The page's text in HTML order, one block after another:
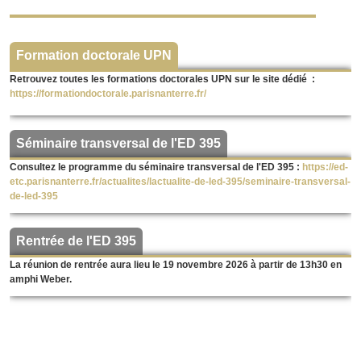
Formation doctorale UPN
Retrouvez toutes les formations doctorales UPN sur le site dédié :
https://formationdoctorale.parisnanterre.fr/
Séminaire transversal de l'ED 395
Consultez le programme du séminaire transversal de l'ED 395 : https://ed-
etc.parisnanterre.fr/actualites/lactualite-de-led-395/seminaire-transversal-
de-led-395
Rentrée de l'ED 395
La réunion de rentrée aura lieu le 19 novembre 2026 à partir de 13h30 en
amphi Weber.